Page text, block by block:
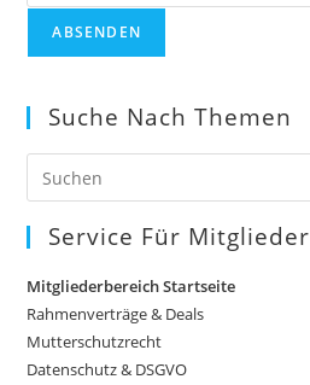
Suche Nach Themen
Service Für Mitglieder
Mitgliederbereich Startseite
Rahmenverträge & Deals
Mutterschutzrecht
Datenschutz & DSGVO